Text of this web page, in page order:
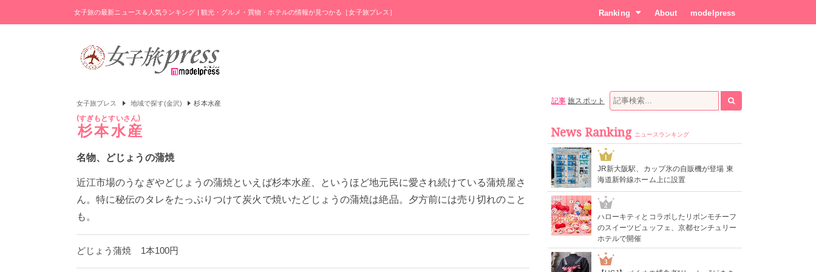
女子旅の最新ニュース＆人気ランキング | 観光・グルメ・買物・ホテルの情報が見つかる［女子旅プレス］ Ranking About modelpress
女子旅プレス 地域で探す(金沢) 杉本水産
杉本水産
すぎもとすいさん
名物、どじょうの蒲焼
近江市場のうなぎやどじょうの蒲焼といえば杉本水産、というほど地元民に愛され続けている蒲焼屋さ
ん。特に秘伝のタレをたっぷりつけて炭火で焼いたどじょうの蒲焼は絶品。夕方前には売り切れのこと
も。
どじょう蒲焼 1本100円
記事 旅スポット
News Ranking ニュースランキング
1
JR新大阪駅、カップ氷の自販機が登場 東
海道新幹線ホーム上に設置
2
ハローキティとコラボしたリボンモチーフ
のスイーツビュッフェ、京都センチュリー
ホテルで開催
3